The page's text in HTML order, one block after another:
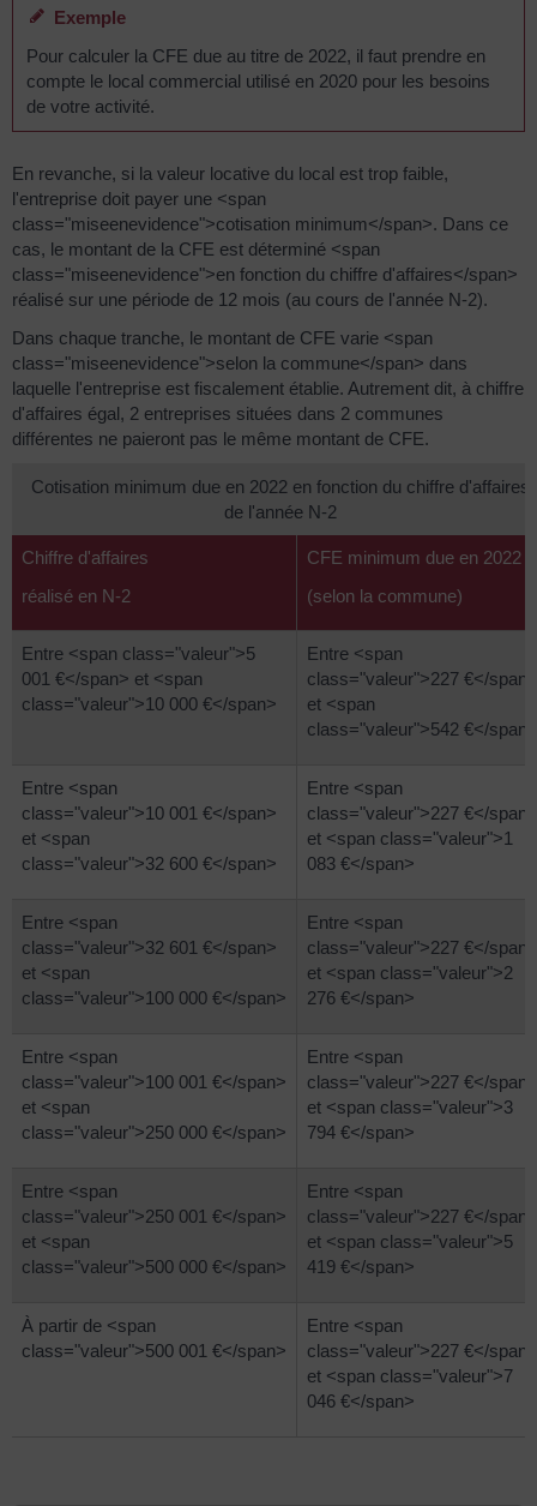
Exemple
Pour calculer la CFE due au titre de 2022, il faut prendre en
compte le local commercial utilisé en 2020 pour les besoins
de votre activité.
En revanche, si la valeur locative du local est trop faible,
l'entreprise doit payer une <span
class="miseenevidence">cotisation minimum</span>. Dans ce
cas, le montant de la CFE est déterminé <span
class="miseenevidence">en fonction du chiffre d'affaires</span>
réalisé sur une période de 12 mois (au cours de l'année N-2).
Dans chaque tranche, le montant de CFE varie <span
class="miseenevidence">selon la commune</span> dans
laquelle l'entreprise est fiscalement établie. Autrement dit, à chiffre
d'affaires égal, 2 entreprises situées dans 2 communes
différentes ne paieront pas le même montant de CFE.
Cotisation minimum due en 2022 en fonction du chiffre d'affaires
de l'année N-2
Chiffre d'affaires
réalisé en N-2
CFE minimum due en 2022
(selon la commune)
Entre <span class="valeur">5
001 €</span> et <span
class="valeur">10 000 €</span>
Entre <span
class="valeur">227 €</span>
et <span
class="valeur">542 €</span>
Entre <span
class="valeur">10 001 €</span>
et <span
class="valeur">32 600 €</span>
Entre <span
class="valeur">227 €</span>
et <span class="valeur">1
083 €</span>
Entre <span
class="valeur">32 601 €</span>
et <span
class="valeur">100 000 €</span>
Entre <span
class="valeur">227 €</span>
et <span class="valeur">2
276 €</span>
Entre <span
class="valeur">100 001 €</span>
et <span
class="valeur">250 000 €</span>
Entre <span
class="valeur">227 €</span>
et <span class="valeur">3
794 €</span>
Entre <span
class="valeur">250 001 €</span>
et <span
class="valeur">500 000 €</span>
Entre <span
class="valeur">227 €</span>
et <span class="valeur">5
419 €</span>
À partir de <span
class="valeur">500 001 €</span>
Entre <span
class="valeur">227 €</span>
et <span class="valeur">7
046 €</span>